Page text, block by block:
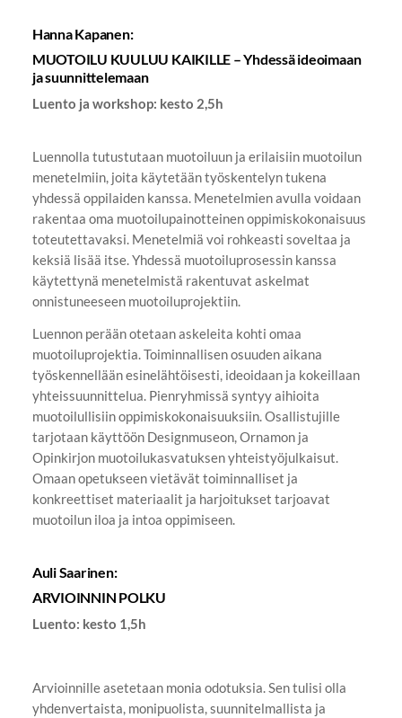
Hanna Kapanen:
MUOTOILU KUULUU KAIKILLE – Yhdessä ideoimaan
ja suunnittelemaan
Luento ja workshop: kesto 2,5h
Luennolla tutustutaan muotoiluun ja erilaisiin muotoilun
menetelmiin, joita käytetään työskentelyn tukena
yhdessä oppilaiden kanssa. Menetelmien avulla voidaan
rakentaa oma muotoilupainotteinen oppimiskokonaisuus
toteutettavaksi. Menetelmiä voi rohkeasti soveltaa ja
keksiä lisää itse. Yhdessä muotoiluprosessin kanssa
käytettynä menetelmistä rakentuvat askelmat
onnistuneeseen muotoiluprojektiin.
Luennon perään otetaan askeleita kohti omaa
muotoiluprojektia. Toiminnallisen osuuden aikana
työskennellään esinelähtöisesti, ideoidaan ja kokeillaan
yhteissuunnittelua. Pienryhmissä syntyy aihioita
muotoilullisiin oppimiskokonaisuuksiin. Osallistujille
tarjotaan käyttöön Designmuseon, Ornamon ja
Opinkirjon muotoilukasvatuksen yhteistyöjulkaisut.
Omaan opetukseen vietävät toiminnalliset ja
konkreettiset materiaalit ja harjoitukset tarjoavat
muotoilun iloa ja intoa oppimiseen.
Auli Saarinen:
ARVIOINNIN POLKU
Luento: kesto 1,5h
Arvioinnille asetetaan monia odotuksia. Sen tulisi olla
yhdenvertaista, monipuolista, suunnitelmallista ja